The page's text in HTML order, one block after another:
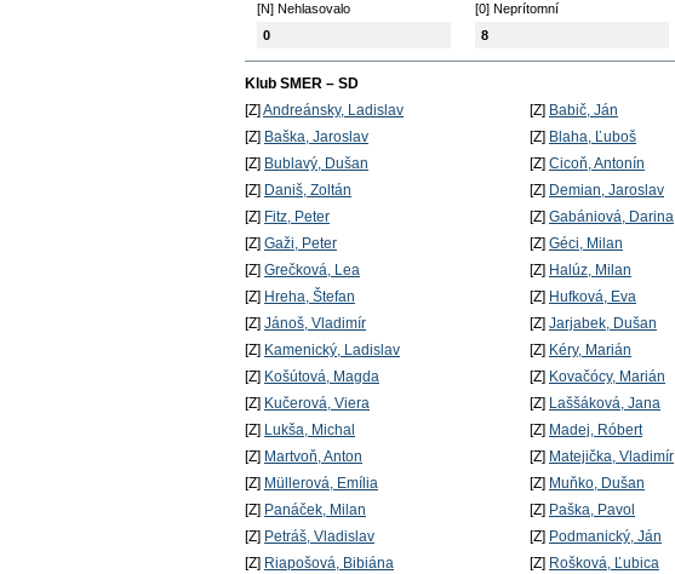
[N] Nehlasovalo
0
[0] Neprítomní
8
Klub SMER – SD
[Z] Andreánsky, Ladislav [Z] Babič, Ján
[Z] Baška, Jaroslav [Z] Blaha, Ľuboš
[Z] Bublavý, Dušan [Z] Cicoň, Antonín
[Z] Daniš, Zoltán [Z] Demian, Jaroslav
[Z] Fitz, Peter [Z] Gabániová, Darina
[Z] Gaži, Peter [Z] Géci, Milan
[Z] Grečková, Lea [Z] Halúz, Milan
[Z] Hreha, Štefan [Z] Hufková, Eva
[Z] Jánoš, Vladimír [Z] Jarjabek, Dušan
[Z] Kamenický, Ladislav [Z] Kéry, Marián
[Z] Košútová, Magda [Z] Kovačócy, Marián
[Z] Kučerová, Viera [Z] Laššáková, Jana
[Z] Lukša, Michal [Z] Madej, Róbert
[Z] Martvoň, Anton [Z] Matejička, Vladimír
[Z] Müllerová, Emília [Z] Muňko, Dušan
[Z] Panáček, Milan [Z] Paška, Pavol
[Z] Petráš, Vladislav [Z] Podmanický, Ján
[Z] Riapošová, Bibiána [Z] Rošková, Ľubica